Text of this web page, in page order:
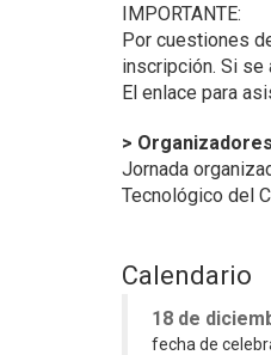
IMPORTANTE:
Por cuestiones
inscripción. Si se
El enlace para
>
Jornada
Tecnológico del
Calendario
18 de
fecha de